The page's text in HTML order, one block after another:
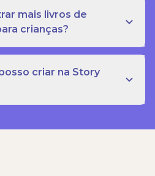
mais livros de
crianças?
criar na Story